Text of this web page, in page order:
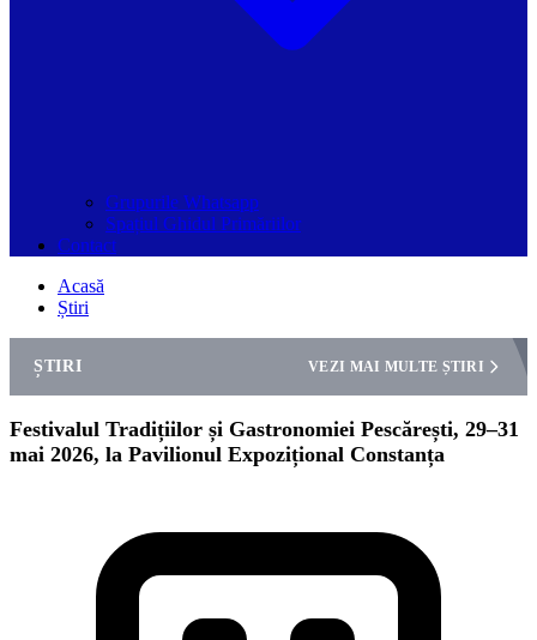
Grupurile Whatsapp
Spațiul Ghidul Primăriilor
Contact
Acasă
Știri
ȘTIRI VEZI MAI MULTE ȘTIRI
Festivalul Tradițiilor și Gastronomiei Pescărești, 29–31
mai 2026, la Pavilionul Expozițional Constanța